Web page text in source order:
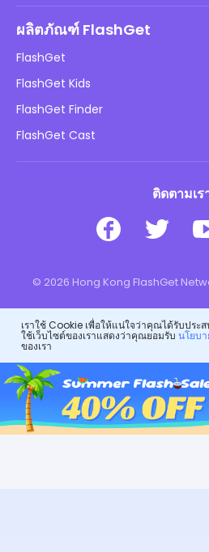
นโยบาย DMCA
นโยบายความเป็นส่วนตัว
นโยบายการโฆษณา
อย่าขายข้อมูลของฉัน
บล็อก
ความปลอดภัยของเด็กออนไลน์
ดาวน์โหลด
ผลิตภัณฑ์ FlashGet
FlashGet
FlashGet Kids
FlashGet Finder
FlashGet Cast
ติดตามเร
© 2026 Hong Kong FlashGet
เราใช้ Cookie เพื่อให้แน่ใจว่าคุณได้รับประ
ใช้เว็บไซต์ของเราแสดงว่าคุณยอมรับ นโยบ
ของเรา